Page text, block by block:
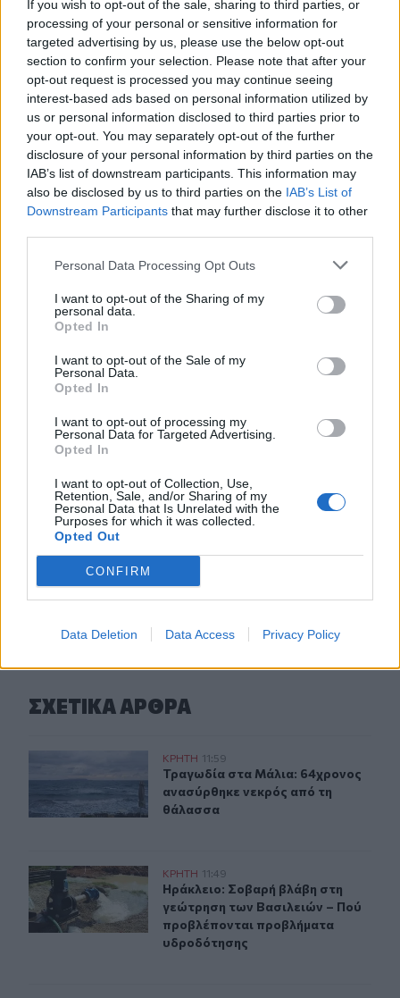
If you wish to opt-out of the sale, sharing to third parties, or
processing of your personal or sensitive information for
targeted advertising by us, please use the below opt-out
section to confirm your selection. Please note that after your
opt-out request is processed you may continue seeing
interest-based ads based on personal information utilized by
us or personal information disclosed to third parties prior to
your opt-out. You may separately opt-out of the further
disclosure of your personal information by third parties on the
IAB’s list of downstream participants. This information may
also be disclosed by us to third parties on the IAB’s List of
Downstream Participants that may further disclose it to other
Personal Data Processing Opt Outs
I want to opt-out of the Sharing of my
personal data.
Opted In
I want to opt-out of the Sale of my
Personal Data.
Opted In
I want to opt-out of processing my
Personal Data for Targeted Advertising.
Opted In
I want to opt-out of Collection, Use,
Retention, Sale, and/or Sharing of my
Personal Data that Is Unrelated with the
Purposes for which it was collected.
Opted Out
CONFIRM
Data Deletion Data Access Privacy Policy
Ηράκλειο: Σύλληψη ζευγαριού για ναρκωτικά –
Κατασχέθηκε σχεδόν μισό κιλό κάνναβης
10:13
«Δύο μέρες μόνο»
10:10
Πάρος: Στον εισαγγελέα σήμερα ο ιδιοκτήτης του beach
bar για τον θάνατο του 4χρονου
κρουσμάτων
09:43
Ηράκλειο: Ποια θέματα περιλαμβάνει η εβδομαδιαία
ανασκόπηση του Δημάρχου
09:41
Γερμανία: Νέα έρευνα για την άμυνα απέναντι στα drones
09:35
Γαμήλιος τουρισμός: Στην Κρήτη από όλες τις ηπείρους,
09:29
Κασσάνοι: Όλα έτοιμα για την Γιορτή Κρεμμυδιού
ΠΕΡΙΣΣΟΤΕΡΑ
ΣΧΕΤΙΚA AΡΘΡΑ
Τραγωδία στα Μάλια: 64χρονος ανασύρθηκε νεκρός
ΚΡΗΤΗ 11:59
Τραγωδία στα Μάλια: 64χρονος
Τραγωδία στα Μάλια: 64χρονος
ανασύρθηκε νεκρός από τη
θάλασσα
Ηράκλειο: Σοβαρή βλάβη στη γεώτρηση των
ΚΡΗΤΗ 11:49
Ηράκλειο: Σοβαρή βλάβη στη
Ηράκλειο: Σοβαρή βλάβη στη
γεώτρηση των Βασιλειών – Πού
προβλέπονται προβλήματα
υδροδότησης